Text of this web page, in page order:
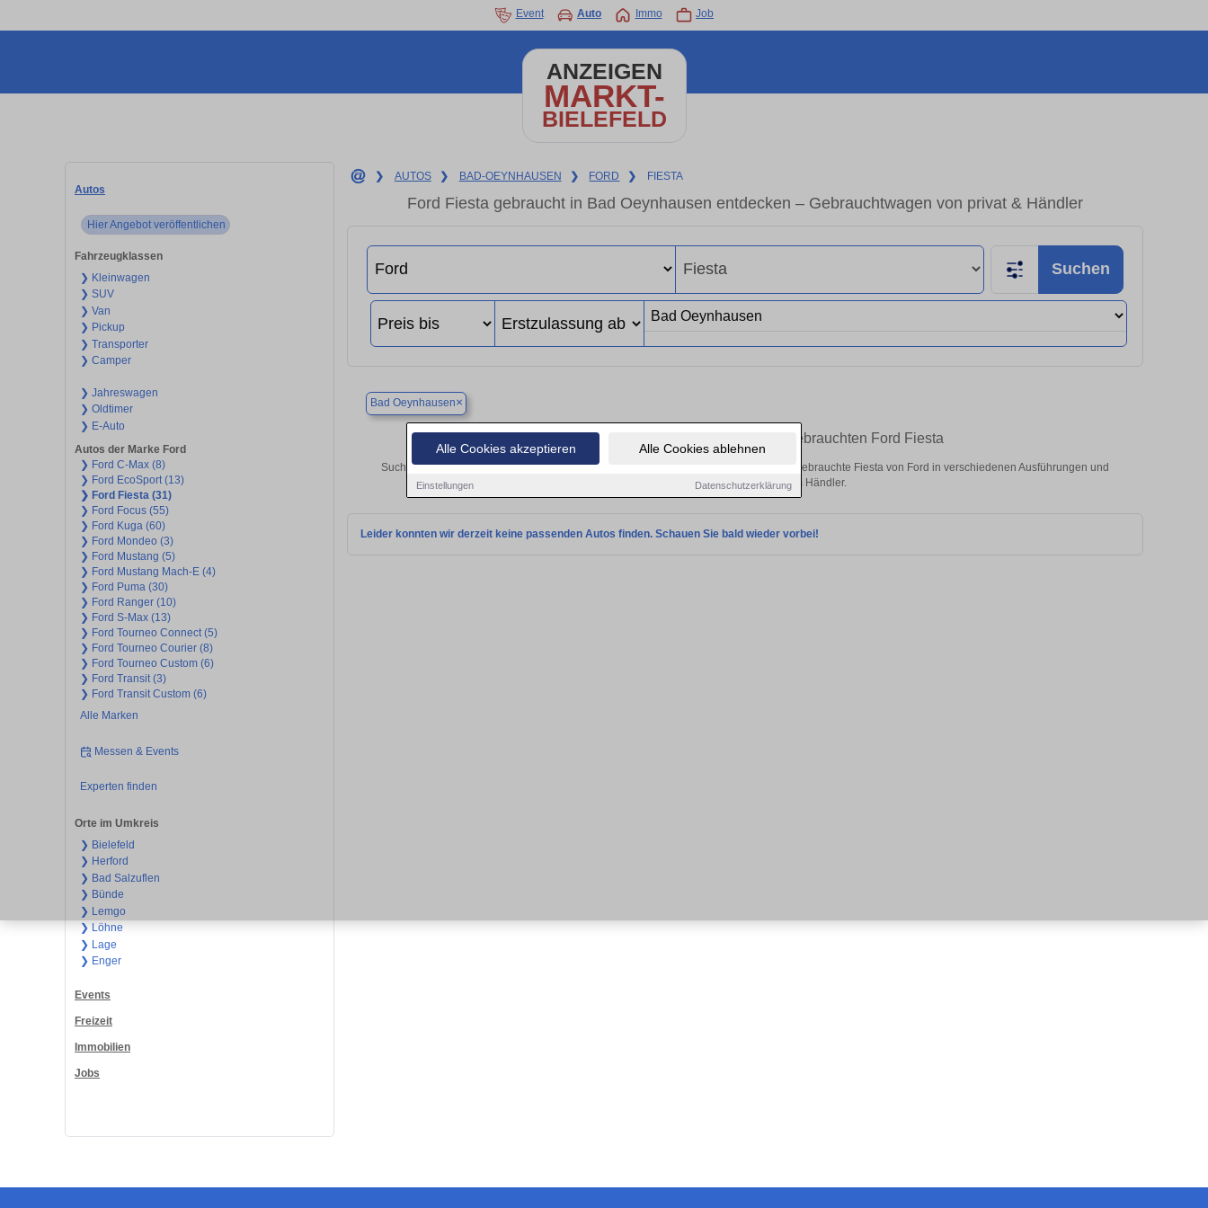
Alle Cookies akzeptieren Alle Cookies ablehnen
Einstellungen Datenschutzerklärung
Event Auto Immo Job
ANZEIGEN
MARKT-
BIELEFELD
Autos
Hier Angebot veröffentlichen
Fahrzeugklassen
❯ Kleinwagen
❯ SUV
❯ Van
❯ Pickup
❯ Transporter
❯ Camper
❯ Jahreswagen
❯ Oldtimer
❯ E-Auto
Autos der Marke Ford
❯ Ford C-Max (8)
❯ Ford EcoSport (13)
❯ Ford Fiesta (31)
❯ Ford Focus (55)
❯ Ford Kuga (60)
❯ Ford Mondeo (3)
❯ Ford Mustang (5)
❯ Ford Mustang Mach-E (4)
❯ Ford Puma (30)
❯ Ford Ranger (10)
❯ Ford S-Max (13)
❯ Ford Tourneo Connect (5)
❯ Ford Tourneo Courier (8)
❯ Ford Tourneo Custom (6)
❯ Ford Transit (3)
❯ Ford Transit Custom (6)
Alle Marken
Messen & Events
Experten finden
Orte im Umkreis
❯ Bielefeld
❯ Herford
❯ Bad Salzuflen
❯ Bünde
❯ Lemgo
❯ Löhne
❯ Lage
❯ Enger
Events
Freizeit
Immobilien
Jobs
❯ AUTOS ❯ BAD-OEYNHAUSEN ❯ FORD ❯ FIESTA
Ford Fiesta gebraucht in Bad Oeynhausen entdecken – Gebrauchtwagen von privat & Händler
Suchen
Bad Oeynhausen×
Finden Sie in Bad Oeynhausen Ihren gebrauchten Ford Fiesta
Suchen Sie in Bad Oeynhausen einen Ford Fiesta Gebrauchtwagen? Entdecken Sie gebrauchte Fiesta von Ford in verschiedenen Ausführungen und
Preisklassen von privat und vom Händler.
Leider konnten wir derzeit keine passenden Autos finden. Schauen Sie bald wieder vorbei!